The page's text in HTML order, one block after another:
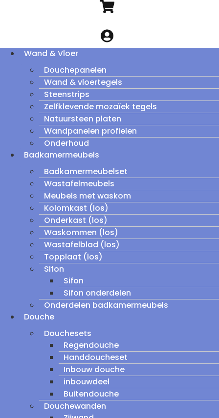
Wand & Vloer
Douchepanelen
Wand & vloertegels
Steenstrips
Zelfklevende mozaïek tegels
Natuursteen platen
Wandpanelen profielen
Onderhoud
Badkamermeubels
Badkamermeubelset
Wastafelmeubels
Meubels met waskom
Kolomkast (los)
Onderkast (los)
Waskommen (los)
Wastafelblad (los)
Topplaat (los)
Sifon
Sifon
Sifon onderdelen
Onderdelen badkamermeubels
Douche
Douchesets
Regendouche
Handdoucheset
Inbouw douche
inbouwdeel
Buitendouche
Douchewanden